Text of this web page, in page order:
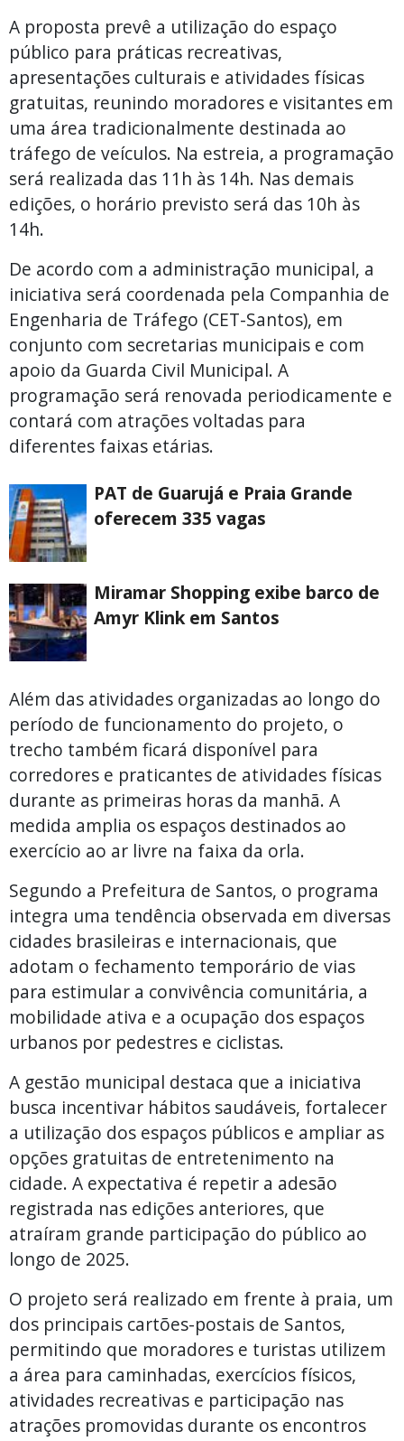
A proposta prevê a utilização do espaço
público para práticas recreativas,
apresentações culturais e atividades físicas
gratuitas, reunindo moradores e visitantes em
uma área tradicionalmente destinada ao
tráfego de veículos. Na estreia, a programação
será realizada das 11h às 14h. Nas demais
edições, o horário previsto será das 10h às
14h.
De acordo com a administração municipal, a
iniciativa será coordenada pela Companhia de
Engenharia de Tráfego (CET-Santos), em
conjunto com secretarias municipais e com
apoio da Guarda Civil Municipal. A
programação será renovada periodicamente e
contará com atrações voltadas para
diferentes faixas etárias.
PAT de Guarujá e Praia Grande
oferecem 335 vagas
Miramar Shopping exibe barco de
Amyr Klink em Santos
Além das atividades organizadas ao longo do
período de funcionamento do projeto, o
trecho também ficará disponível para
corredores e praticantes de atividades físicas
durante as primeiras horas da manhã. A
medida amplia os espaços destinados ao
exercício ao ar livre na faixa da orla.
Segundo a Prefeitura de Santos, o programa
integra uma tendência observada em diversas
cidades brasileiras e internacionais, que
adotam o fechamento temporário de vias
para estimular a convivência comunitária, a
mobilidade ativa e a ocupação dos espaços
urbanos por pedestres e ciclistas.
A gestão municipal destaca que a iniciativa
busca incentivar hábitos saudáveis, fortalecer
a utilização dos espaços públicos e ampliar as
opções gratuitas de entretenimento na
cidade. A expectativa é repetir a adesão
registrada nas edições anteriores, que
atraíram grande participação do público ao
longo de 2025.
O projeto será realizado em frente à praia, um
dos principais cartões-postais de Santos,
permitindo que moradores e turistas utilizem
a área para caminhadas, exercícios físicos,
atividades recreativas e participação nas
atrações promovidas durante os encontros